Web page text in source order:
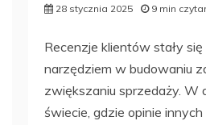
28 stycznia 2025 9 min
Recenzje klientów stały
narzędziem w budowaniu
zwiększaniu sprzedaży. W
świecie, gdzie opinie